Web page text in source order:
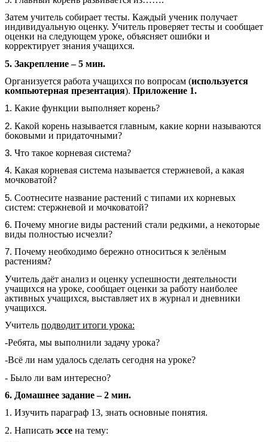
Затем учитель собирает тесты. Каждый ученик получает
индивидуальную оценку. Учитель проверяет тесты и сообщает
оценки на следующем уроке, объясняет ошибки и
корректирует знания учащихся.
5. Закрепление – 5 мин.
Организуется работа учащихся по вопросам (используется
компьютерная презентация). Приложение 1.
Какие функции выполняет корень?
Какой корень называется главным, какие корни называются
боковыми и придаточными?
Что такое корневая система?
Какая корневая система называется стержневой, а какая
мочковатой?
Соотнесите название растений с типами их корневых
систем: стержневой и мочковатой?
Почему многие виды растений стали редкими, а некоторые
виды полностью исчезли?
Почему необходимо бережно относиться к зелёным
растениям?
Учитель даёт анализ и оценку успешности деятельности
учащихся на уроке, сообщает оценки за работу наиболее
активных учащихся, выставляет их в журнал и дневники
учащихся.
Учитель подводит итоги урока:
-Ребята, мы выполнили задачу урока?
-Всё ли нам удалось сделать сегодня на уроке?
- Было ли вам интересно?
6. Домашнее задание – 2 мин.
1. Изучить параграф 13, знать основные понятия.
2. Написать эссе на тему: